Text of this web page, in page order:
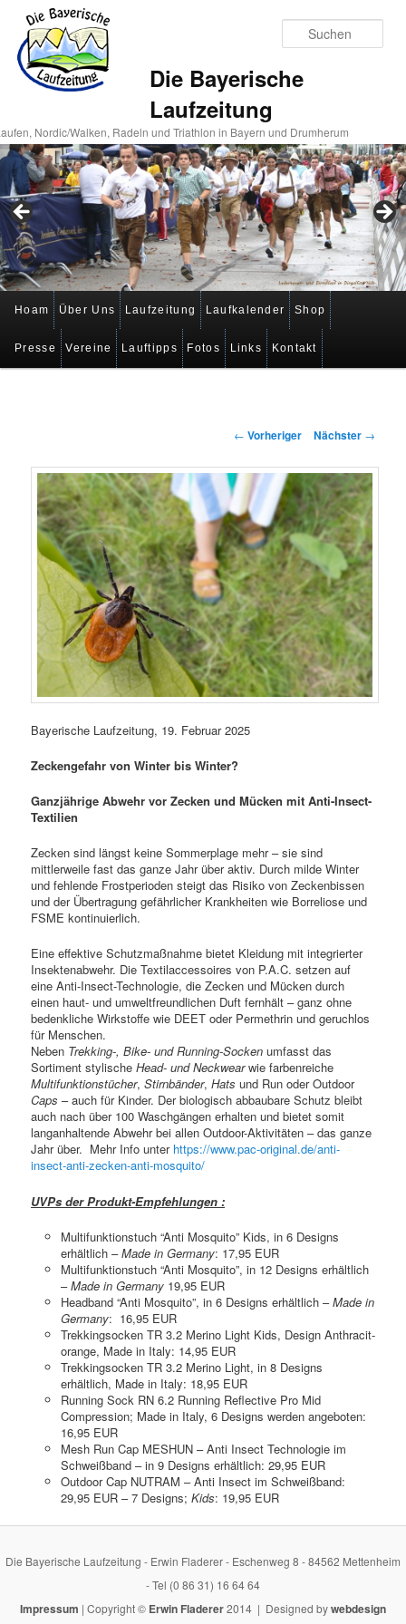
Die Bayerische
Laufzeitung
Nordic/Walken, Radeln und Triathlon in Bayern und Drumherum
Hauptmenü
Zum
primären
Zum
sekundären
Hoam Über Uns Laufzeitung Laufkalender Shop
Presse Vereine Lauftipps Fotos Links Kontakt
Beitragsnavigation
← Vorheriger Nächster →
Bayerische Laufzeitung, 19. Februar 2025
Zeckengefahr von Winter bis Winter?
Ganzjährige Abwehr vor Zecken und Mücken mit Anti-Insect-
Textilien
Zecken sind längst keine Sommerplage mehr – sie sind
mittlerweile fast das ganze Jahr über aktiv. Durch milde Winter
und fehlende Frostperioden steigt das Risiko von Zeckenbissen
und der Übertragung gefährlicher Krankheiten wie Borreliose und
FSME kontinuierlich.
Eine effektive Schutzmaßnahme bietet Kleidung mit integrierter
Insektenabwehr. Die Textilaccessoires von P.A.C. setzen auf
eine Anti-Insect-Technologie, die Zecken und Mücken durch
einen haut- und umweltfreundlichen Duft fernhält – ganz ohne
bedenkliche Wirkstoffe wie DEET oder Permethrin und geruchlos
für Menschen.
Neben Trekking-, Bike- und Running-Socken umfasst das
Sortiment stylischeHead- und Neckwearwie farbenreiche
Multifunktionstücher,Stirnbänder,Hats und Run oder Outdoor
Caps – auch für Kinder. Der biologisch abbaubare Schutz bleibt
auch nach über 100 Waschgängen erhalten und bietet somit
langanhaltende Abwehr bei allen Outdoor-Aktivitäten – das ganze
Jahr über. Mehr Info unter https://www.pac-original.de/anti-
insect-anti-zecken-anti-mosquito/
UVPs der Produkt-Empfehlungen :
Multifunktionstuch “Anti Mosquito” Kids, in 6 Designs
erhältlich –Made in Germany: 17,95 EUR
Multifunktionstuch “Anti Mosquito”, in 12 Designs erhältlich
–Made in Germany19,95 EUR
Headband “Anti Mosquito”, in 6 Designs erhältlich –Made in
Germany: 16,95 EUR
Trekkingsocken TR 3.2 Merino Light Kids, Design Anthracit-
orange, Made in Italy: 14,95 EUR
Trekkingsocken TR 3.2 Merino Light, in 8 Designs
erhältlich, Made in Italy: 18,95 EUR
Running Sock RN 6.2 Running Reflective Pro Mid
Compression; Made in Italy, 6 Designs werden angeboten:
16,95 EUR
Mesh Run Cap MESHUN – Anti Insect Technologie im
Schweißband – in 9 Designs erhältlich: 29,95 EUR
Outdoor Cap NUTRAM – Anti Insect im Schweißband:
29,95 EUR – 7 Designs; Kids: 19,95 EUR
Die Bayerische Laufzeitung - Erwin Fladerer - Eschenweg 8 - 84562 Mettenheim
- Tel (0 86 31) 16 64 64
Impressum | Copyright © Erwin Fladerer2014 | Designed bywebdesign